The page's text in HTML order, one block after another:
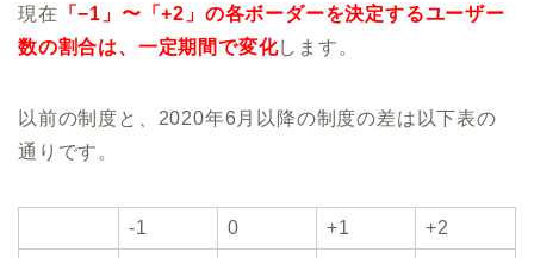
現在 「−1」〜「+2」の各ボーダーを決定するユーザー
数の割合は、一定期間で変化します。
以前の制度と、2020年6月以降の制度の差は以下表の
通りです。
-1 0 +1 +2